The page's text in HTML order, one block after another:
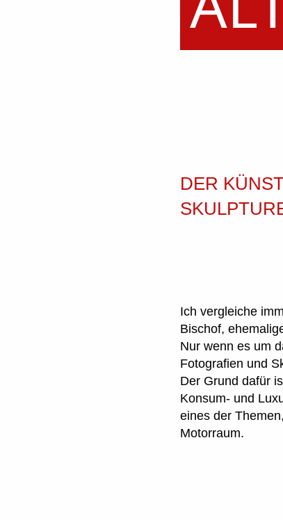
DER
Ich vergleiche
Bischof,
Nur wenn es um
Fotografien und
Der Grund dafür
Konsum- und
eines der
Motorraum.